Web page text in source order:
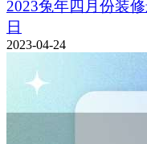
2023兔年四月份装
日
2023-04-24